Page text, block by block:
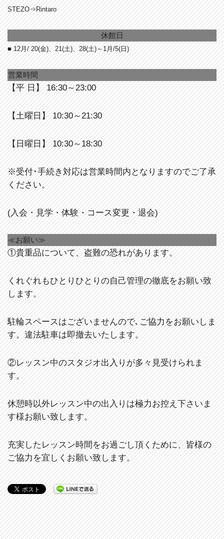
STEZO⇒Rintaro
休館日
■ 12月/ 20(金)、21(土)、28(土)～1月/5(日)
営業時間
【平 日】 16:30～23:00
【土曜日】 10:30～21:30
【日曜日】 10:30～18:30
※受付･手続き対応は営業時間内となりますのでご了承
ください。
(入会・見学・体験・コース変更・退会)
≪お願い≫
①貴重品について、盗難の恐れがあります。
くれぐれもひとりひとりの自己管理の徹底をお願い致
します。
駐輪スペースはございませんので､ご協力をお願いしま
す。違法駐車は即撤去いたします。
②レッスン中のスタジオ出入りが多々見受けられま
す。
休憩時以外レッスン中の出入りは極力お控え下さいま
す様お願い致します。
充実したレッスン時間をお過ごし頂くために、皆様の
ご協力を宜しくお願い致します。